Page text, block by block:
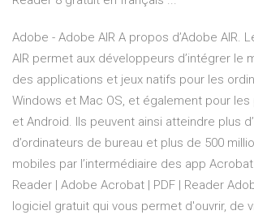
Adobe - Adobe AIR A propos d’Adobe AIR.
AIR permet aux développeurs d’intégrer le
des applications et jeux natifs pour les
Windows et Mac OS, et également pour les
et Android. Ils peuvent ainsi atteindre plus
d’ordinateurs de bureau et plus de 500
mobiles par l’intermédiaire des app Acrobat
Reader | Adobe Acrobat | PDF | Reader
logiciel gratuit qui vous permet d'ouvrir, de